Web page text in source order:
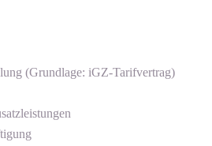
(Grundlage: iGZ-Tarifvertrag)